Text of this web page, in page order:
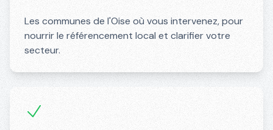
Les communes de l'Oise où vous intervenez, pour
nourrir le référencement local et clarifier votre
secteur.